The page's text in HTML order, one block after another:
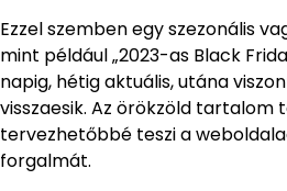
Ezzel szemben egy szezonális
mint például „2023-as Black
napig, hétig aktuális, utána
visszaesik. Az örökzöld tartalom
tervezhetőbbé teszi a
forgalmát.